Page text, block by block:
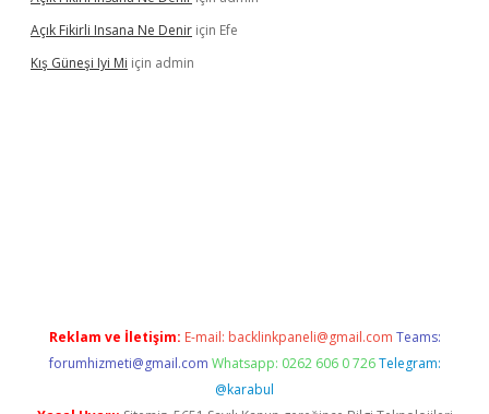
Açık Fikirli Insana Ne Denir için Efe
Kış Güneşi Iyi Mi için admin
Reklam ve İletişim: E-mail: backlinkpaneli@gmail.com Teams:
forumhizmeti@gmail.com Whatsapp: 0262 606 0 726 Telegram:
@karabul